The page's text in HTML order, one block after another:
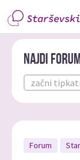
Najdi forum
Forum